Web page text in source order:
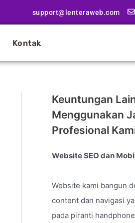
support@lenteraweb.com
Kontak
Keuntungan
Menggunakan
Profesional
Website SEO dan
Website kami bangun
content dan navigasi
pada piranti